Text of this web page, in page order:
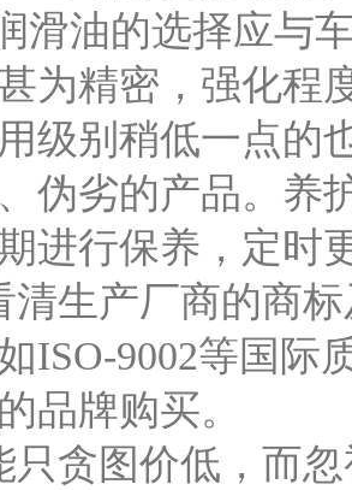
滑油的选择应与
为精密，强化程
级别稍低一点的
伪劣的产品。养
进行保养，定
清生产厂商的商
ISO-9002等国际
品牌购买。
只贪图价低，而